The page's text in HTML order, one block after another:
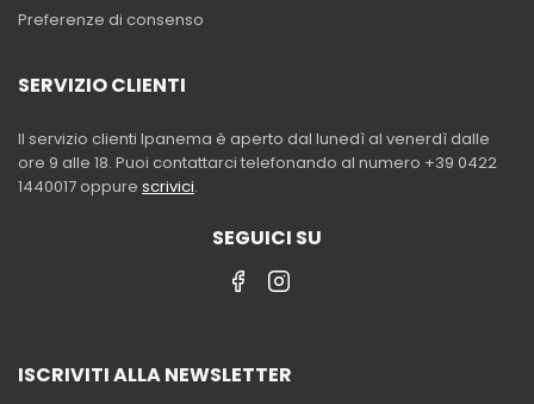
Preferenze di consenso
SERVIZIO CLIENTI
Il servizio clienti Ipanema è aperto dal lunedì al venerdì dalle
ore 9 alle 18. Puoi contattarci telefonando al numero +39 0422
1440017 oppure scrivici.
SEGUICI SU
ISCRIVITI ALLA NEWSLETTER